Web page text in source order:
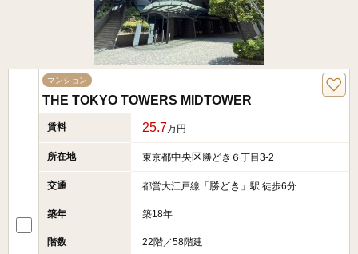
マンション
THE TOKYO TOWERS MIDTOWER
賃料 25.7万円
所在地 東京都中央区勝どき６丁目3-2
交通 都営大江戸線「 勝どき 」駅 徒歩6分
築年 築18年
階数 22階／58階建